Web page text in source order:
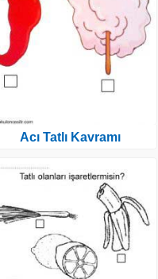
Acı Tatlı Kavramı